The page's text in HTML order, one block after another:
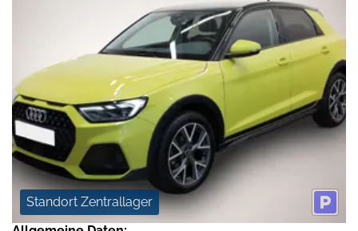
Standort Zentrallager